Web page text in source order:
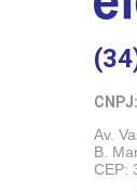
Av.
B.
CEP: